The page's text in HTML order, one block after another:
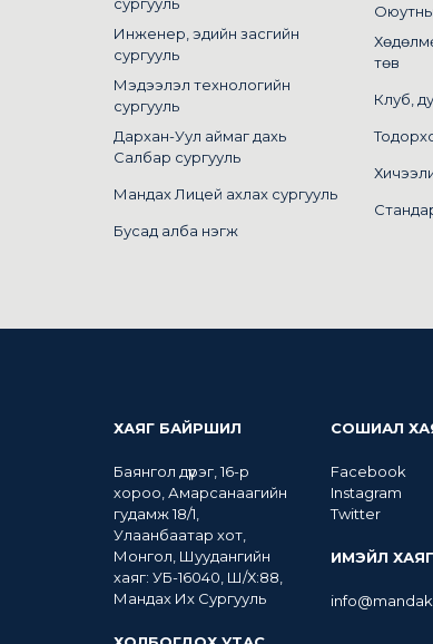
Инженер, эдийн засгийн
сургууль
Мэдээлэл технологийн
сургууль
Дархан-Уул аймаг дахь
Салбар сургууль
Мандах Лицей ахлах сургууль
Бусад алба нэгж
төв
Клуб,
ХАЯГ БАЙРШИЛ
Баянгол дүүрэг, 16-р
хороо, Амарсанаагийн
гудамж 18/1,
Улаанбаатар хот,
Монгол, Шуудангийн
хаяг: УБ-16040, Ш/Х:88,
Мандах Их Сургууль
СОШИАЛ
Facebook
Instagram
Twitter
ИМЭЙЛ ХАЯГ